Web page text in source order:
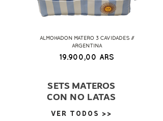
ALMOHADON MATERO 3 CAVIDADES //
ARGENTINA
Precio
19.900,00 ARS
SETS MATEROS
CON NO LATAS
VER TODOS >>